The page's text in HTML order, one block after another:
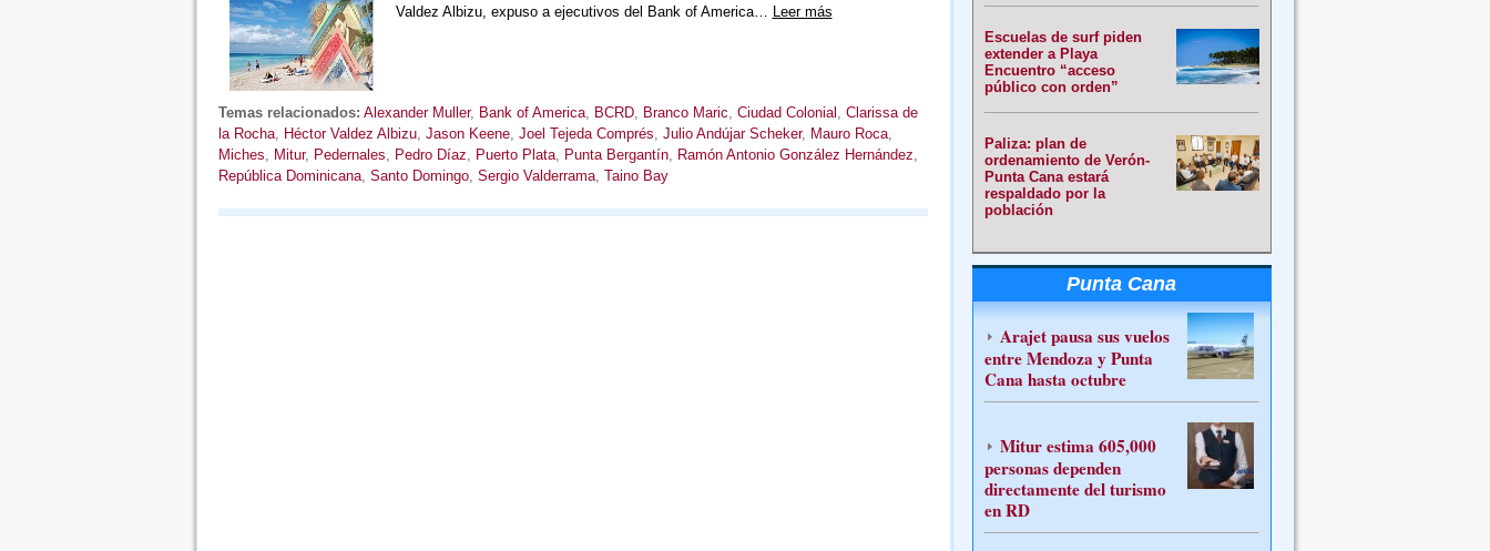
Valdez Albizu, expuso a ejecutivos del Bank of America… Leer más
Temas relacionados: Alexander Muller, Bank of America, BCRD, Branco Maric, Ciudad Colonial , Clarissa de
la Rocha, Héctor Valdez Albizu, Jason Keene, Joel Tejeda Comprés, Julio Andújar Scheker, Mauro Roca,
Miches, Mitur, Pedernales, Pedro Díaz, Puerto Plata, Punta Bergantín, Ramón Antonio González Hernández,
República Dominicana, Santo Domingo, Sergio Valderrama, Taino Bay
Escuelas de surf piden
extender a Playa
Encuentro “acceso
público con orden”
Paliza: plan de
ordenamiento de Verón-
Punta Cana estará
respaldado por la
población
Punta Cana
Arajet pausa sus vuelos
entre Mendoza y Punta
Cana hasta octubre
Mitur estima 605,000
personas dependen
directamente del turismo
en RD